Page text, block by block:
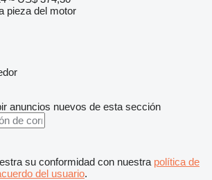
pieza del motor
anuncios nuevos de esta sección
su conformidad con nuestra política de
del usuario.